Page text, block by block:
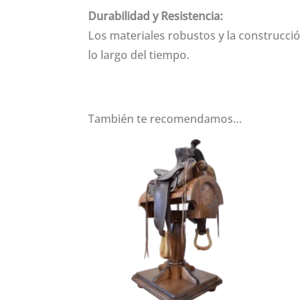
Durabilidad y Resistencia:
Los materiales robustos y la
lo largo del tiempo.
También te recomendamos…